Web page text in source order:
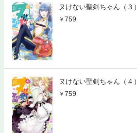
ヌけない聖剣ちゃん（３）
759
ヌけない聖剣ちゃん（４）
759